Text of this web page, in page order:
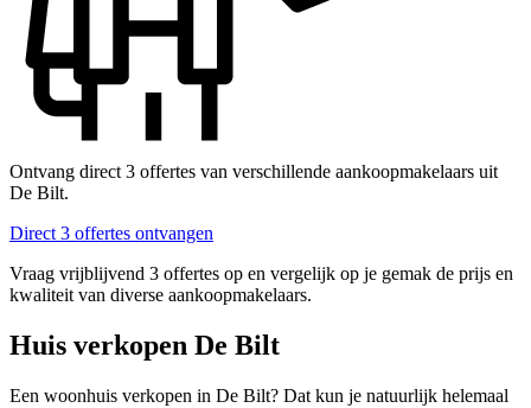
Ontvang direct 3 offertes van verschillende aankoopmakelaars uit
De Bilt.
Direct 3 offertes ontvangen
Vraag vrijblijvend 3 offertes op en vergelijk op je gemak de prijs en
kwaliteit van diverse aankoopmakelaars.
Huis verkopen De Bilt
Een woonhuis verkopen in De Bilt? Dat kun je natuurlijk helemaal